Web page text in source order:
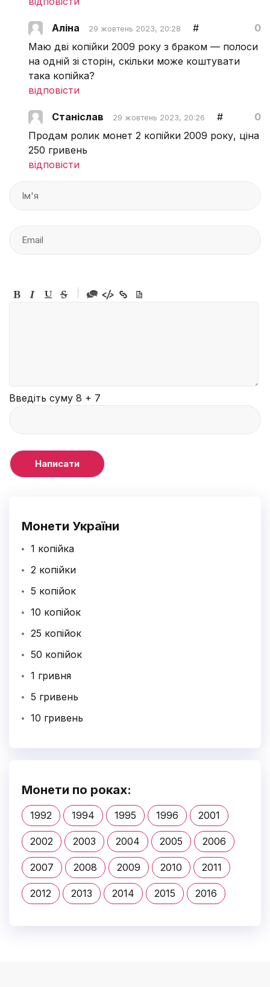
Аліна 29 жовтень 2023, 20:28 #
0
Маю дві копійки 2009 року з браком — полоси
на одній зі сторін, скільки може коштувати
така копійка?
відповісти
Станіслав 29 жовтень 2023, 20:26 #
0
Продам ролик монет 2 копійки 2009 року, ціна
250 гривень
відповісти
-
-
Введіть суму 8 + 7
Монети України
1 копійка
2 копійки
5 копійок
10 копійок
25 копійок
50 копійок
1 гривня
5 гривень
10 гривень
Монети по роках:
1992 1994 1995 1996 2001
2002 2003 2004 2005 2006
2007 2008 2009 2010 2011
2012 2013 2014 2015 2016